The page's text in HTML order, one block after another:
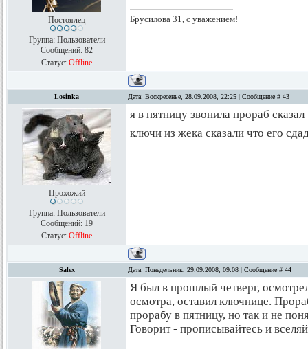
Постоялец
Группа: Пользователи
Сообщений: 82
Статус: Offline
Брусилова 31, с уважением!
Losinka Дата: Воскресенье, 28.09.2008, 22:25 | Сообщение # 43
Прохожий
Группа: Пользователи
Сообщений: 19
Статус: Offline
я в пятницу звонила прораб
ключи из жека сказали что его
Salex Дата: Понедельник, 29.09.2008, 09:08 | Сообщение # 44
Я был в прошлый четверг,
осмотра, оставил ключнице.
прорабу в пятницу, но так и не
Говорит - прописывайтесь и